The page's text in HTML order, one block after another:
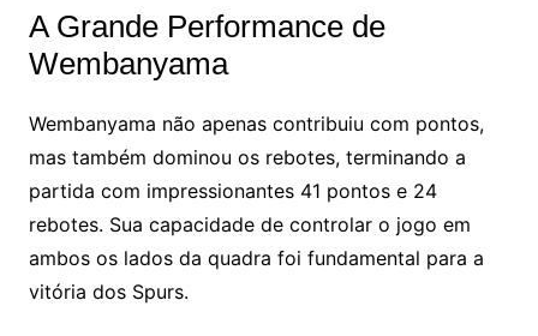
A Grande Performance de
Wembanyama
Wembanyama não apenas contribuiu com pontos,
mas também dominou os rebotes, terminando a
partida com impressionantes 41 pontos e 24
rebotes. Sua capacidade de controlar o jogo em
ambos os lados da quadra foi fundamental para a
vitória dos Spurs.